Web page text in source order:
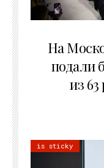
На
подали
из
is sticky